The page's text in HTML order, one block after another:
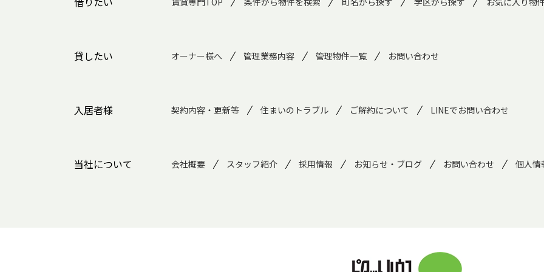
貸したい オーナー様へ 管理業務内容 管理物件一覧 お問い合わせ
入居者様 契約内容・更新等 住まいのトラブル ご解約について LINEでお問い合わせ
当社について 会社概要 スタッフ紹介 採用情報 お知らせ・ブログ お問い合わせ 個人情